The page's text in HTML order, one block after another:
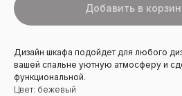
Добавить в
Дизайн шкафа подойдет для любого
вашей спальне уютную атмосферу и
функциональной.
Цвет: бежевый